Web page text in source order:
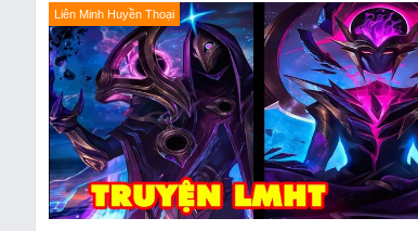
Liên Minh Huyền Thoại